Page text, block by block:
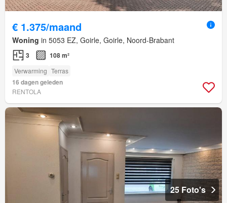
€ 1.375/maand
Woning in 5053 EZ, Goirle, Goirle, Noord-Brabant
3 108 m²
Verwarming Terras
16 dagen geleden
RENTOLA
25 Foto's